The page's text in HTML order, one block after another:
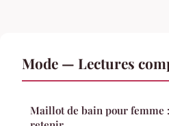
Mode — Lectures
Maillot de bain pour femme